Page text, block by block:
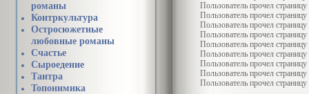
романы
Контркультура
Остросюжетные
любовные романы
Счастье
Сыроедение
Тантра
Топонимика
Пользователь прочел страницу
Пользователь прочел страницу
Пользователь прочел страницу
Пользователь прочел страницу
Пользователь прочел страницу
Пользователь прочел страницу
Пользователь прочел страницу
Пользователь прочел страницу
Пользователь прочел страницу